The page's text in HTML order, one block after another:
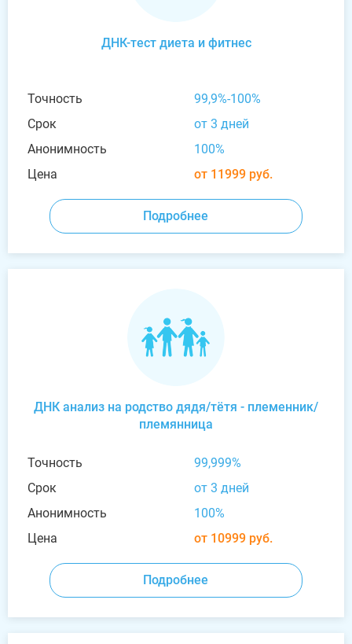
ДНК-тест диета и фитнес
Точность
99,9%-100%
Срок
от 3 дней
Анонимность
100%
Цена
от 11999 руб.
Подробнее
ДНК анализ на родство дядя/тётя - племенник/
племянница
Точность
99,999%
Срок
от 3 дней
Анонимность
100%
Цена
от 10999 руб.
Подробнее